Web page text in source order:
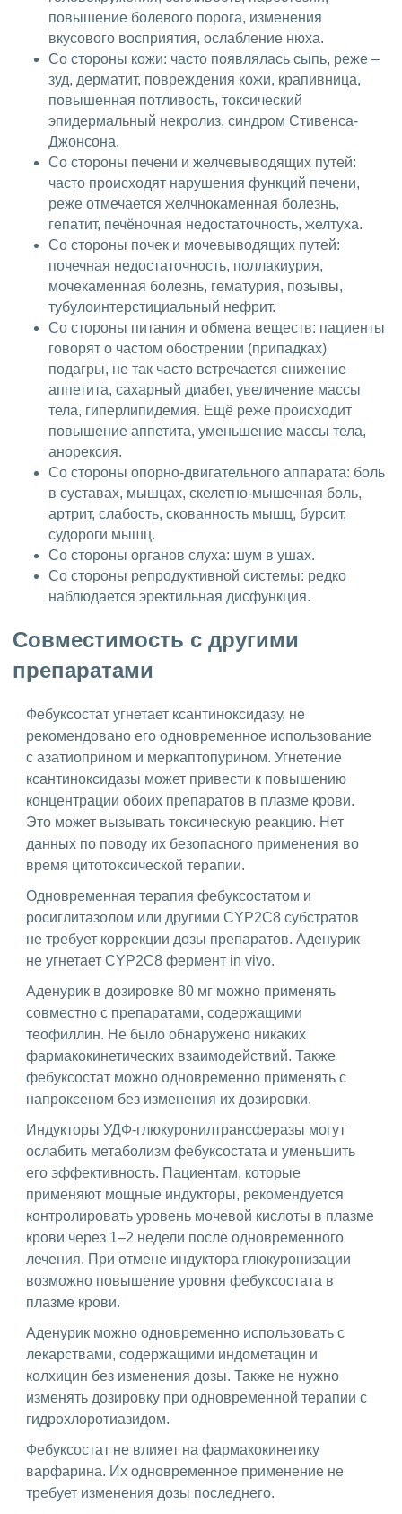
повышение болевого порога, изменения
вкусового восприятия, ослабление нюха.
Со стороны кожи: часто появлялась сыпь, реже –
зуд, дерматит, повреждения кожи, крапивница,
повышенная потливость, токсический
эпидермальный некролиз, синдром Стивенса-
Джонсона.
Со стороны печени и желчевыводящих путей:
часто происходят нарушения функций печени,
реже отмечается желчнокаменная болезнь,
гепатит, печёночная недостаточность, желтуха.
Со стороны почек и мочевыводящих путей:
почечная недостаточность, поллакиурия,
мочекаменная болезнь, гематурия, позывы,
тубулоинтерстициальный нефрит.
Со стороны питания и обмена веществ: пациенты
говорят о частом обострении (припадках)
подагры, не так часто встречается снижение
аппетита, сахарный диабет, увеличение массы
тела, гиперлипидемия. Ещё реже происходит
повышение аппетита, уменьшение массы тела,
анорексия.
Со стороны опорно-двигательного аппарата: боль
в суставах, мышцах, скелетно-мышечная боль,
артрит, слабость, скованность мышц, бурсит,
судороги мышц.
Со стороны органов слуха: шум в ушах.
Со стороны репродуктивной системы: редко
наблюдается эректильная дисфункция.
Совместимость с другими
препаратами
Фебуксостат угнетает ксантиноксидазу, не
рекомендовано его одновременное использование
с азатиоприном и меркаптопурином. Угнетение
ксантиноксидазы может привести к повышению
концентрации обоих препаратов в плазме крови.
Это может вызывать токсическую реакцию. Нет
данных по поводу их безопасного применения во
время цитотоксической терапии.
Одновременная терапия фебуксостатом и
росиглитазолом или другими CYP2C8 субстратов
не требует коррекции дозы препаратов. Аденурик
не угнетает CYP2C8 фермент in vivo.
Аденурик в дозировке 80 мг можно применять
совместно с препаратами, содержащими
теофиллин. Не было обнаружено никаких
фармакокинетических взаимодействий. Также
фебуксостат можно одновременно применять с
напроксеном без изменения их дозировки.
Индукторы УДФ-глюкуронилтрансферазы могут
ослабить метаболизм фебуксостата и уменьшить
его эффективность. Пациентам, которые
применяют мощные индукторы, рекомендуется
контролировать уровень мочевой кислоты в плазме
крови через 1–2 недели после одновременного
лечения. При отмене индуктора глюкуронизации
возможно повышение уровня фебуксостата в
плазме крови.
Аденурик можно одновременно использовать с
лекарствами, содержащими индометацин и
колхицин без изменения дозы. Также не нужно
изменять дозировку при одновременной терапии с
гидрохлоротиазидом.
Фебуксостат не влияет на фармакокинетику
варфарина. Их одновременное применение не
требует изменения дозы последнего.